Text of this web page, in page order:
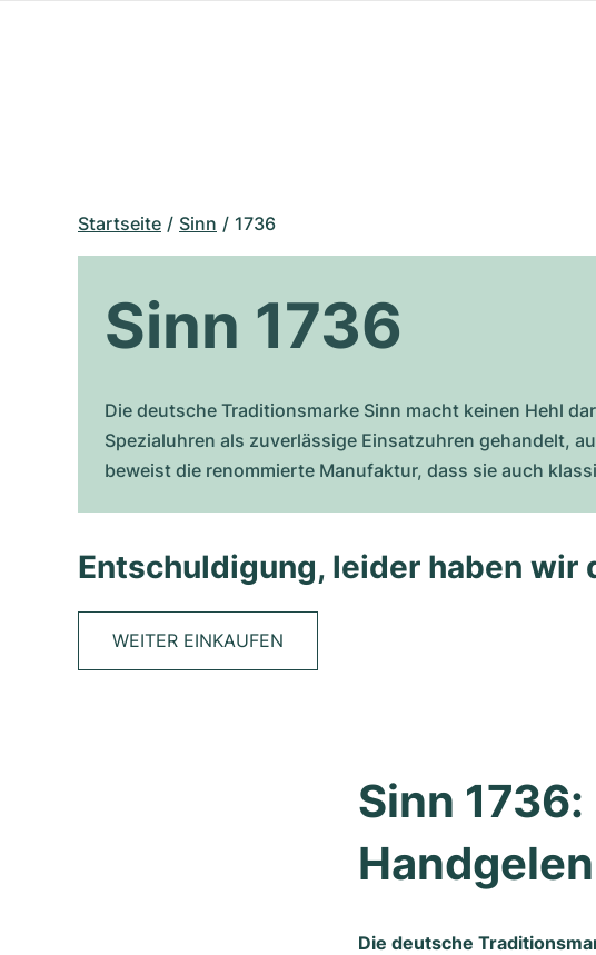
Startseite Sinn 1736
Sinn 1736
Die deutsche Traditionsmarke Sinn macht keinen Hehl
Spezialuhren als zuverlässige Einsatzuhren gehandelt,
beweist die renommierte Manufaktur, dass sie auch
Entschuldigung, leider haben wir
WEITER EINKAUFEN
Sinn
Die deutsche